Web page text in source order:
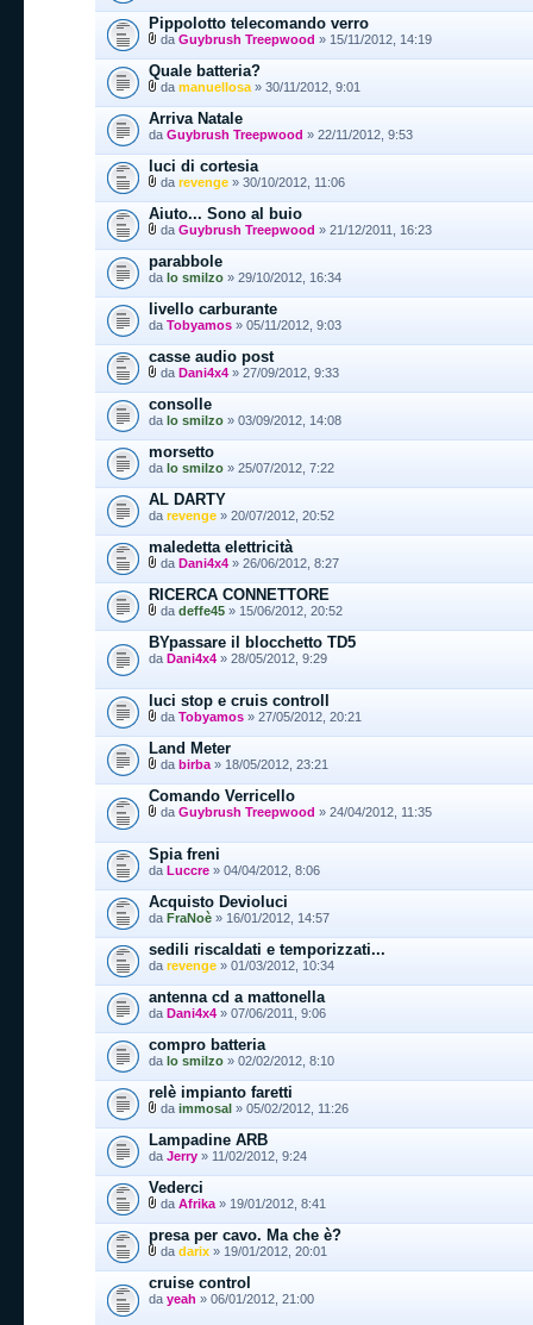
Pippolotto telecomando verro
da Guybrush Treepwood » 15/11/2012, 14:19
Quale batteria?
da manuellosa » 30/11/2012, 9:01
Arriva Natale
da Guybrush Treepwood » 22/11/2012, 9:53
luci di cortesia
da revenge » 30/10/2012, 11:06
Aiuto... Sono al buio
da Guybrush Treepwood » 21/12/2011, 16:23
parabbole
da lo smilzo » 29/10/2012, 16:34
livello carburante
da Tobyamos » 05/11/2012, 9:03
casse audio post
da Dani4x4 » 27/09/2012, 9:33
consolle
da lo smilzo » 03/09/2012, 14:08
morsetto
da lo smilzo » 25/07/2012, 7:22
AL DARTY
da revenge » 20/07/2012, 20:52
maledetta elettricità
da Dani4x4 » 26/06/2012, 8:27
RICERCA CONNETTORE
da deffe45 » 15/06/2012, 20:52
BYpassare il blocchetto TD5
da Dani4x4 » 28/05/2012, 9:29
luci stop e cruis controll
da Tobyamos » 27/05/2012, 20:21
Land Meter
da birba » 18/05/2012, 23:21
Comando Verricello
da Guybrush Treepwood » 24/04/2012, 11:35
Spia freni
da Luccre » 04/04/2012, 8:06
Acquisto Devioluci
da FraNoè » 16/01/2012, 14:57
sedili riscaldati e temporizzati...
da revenge » 01/03/2012, 10:34
antenna cd a mattonella
da Dani4x4 » 07/06/2011, 9:06
compro batteria
da lo smilzo » 02/02/2012, 8:10
relè impianto faretti
da immosal » 05/02/2012, 11:26
Lampadine ARB
da Jerry » 11/02/2012, 9:24
Vederci
da Afrika » 19/01/2012, 8:41
presa per cavo. Ma che è?
da darix » 19/01/2012, 20:01
cruise control
da yeah » 06/01/2012, 21:00